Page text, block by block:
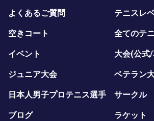
よくあるご質問 テニスレ
空きコート 全てのテ
イベント 大会(公式
ジュニア大会 ベテラン
日本人男子プロテニス選手 サークル
ブログ ラケット